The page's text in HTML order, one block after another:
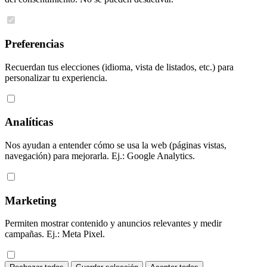
Preferencias
Recuerdan tus elecciones (idioma, vista de listados, etc.) para
personalizar tu experiencia.
Analíticas
Nos ayudan a entender cómo se usa la web (páginas vistas,
navegación) para mejorarla. Ej.: Google Analytics.
Marketing
Permiten mostrar contenido y anuncios relevantes y medir
campañas. Ej.: Meta Pixel.